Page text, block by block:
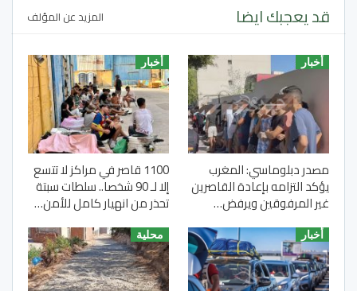
قد يعجبك ايضا المزيد عن المؤلف
أخبار
مصدر دبلوماسي: المغرب
يؤكد التزامه بإعادة القاصرين
غير المرفوقين ويرفض…
أخبار
1100 قاصر في مراكز لا تتسع
إلا لـ 90 شخصا.. سلطات سبتة
تحذر من انهيار كامل للأمن…
أخبار محلية